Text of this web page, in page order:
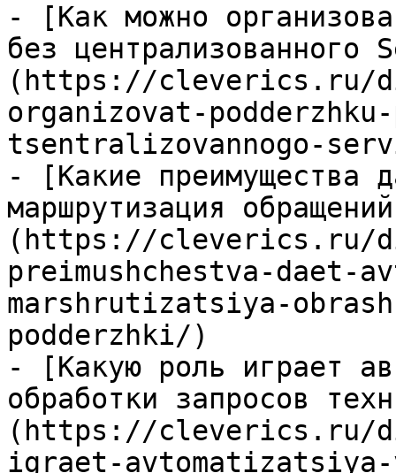
- [Как можно
без централизованного
(https://cleverics.ru/
organizovat-
tsentralizovannogo-
- [Какие преимущества
маршрутизация
(https://cleverics.ru/
preimushchestva-daet-
marshrutizatsiya-
podderzhki/)
- [Какую роль играет
обработки запросов
(https://cleverics.ru/
igraet-